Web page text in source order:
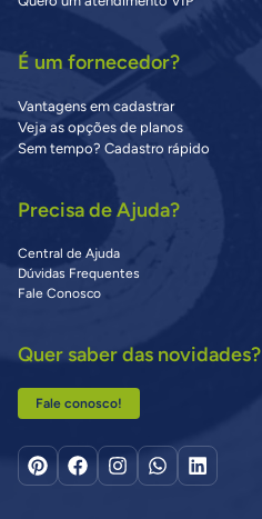
É um fornecedor?
Vantagens em cadastrar
Veja as opções de planos
Sem tempo? Cadastro rápido
Precisa de Ajuda?
Central de Ajuda
Dúvidas Frequentes
Fale Conosco
Quer saber das novidades?
Fale conosco!